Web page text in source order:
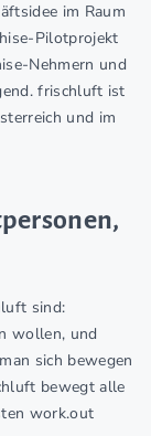
im Raum
Pilotprojekt
Nehmern und
frischluft ist
und im
sind:
wollen, und
sich bewegen
bewegt alle
work.out